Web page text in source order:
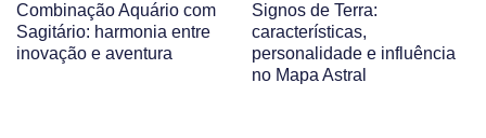
Combinação Aquário com
Sagitário: harmonia entre
inovação e aventura
Signos de Terra:
características,
personalidade e influência
no Mapa Astral